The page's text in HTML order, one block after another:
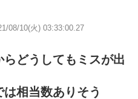
08/10(火) 03:33:00.27
どうしてもミスが出
相当数ありそう